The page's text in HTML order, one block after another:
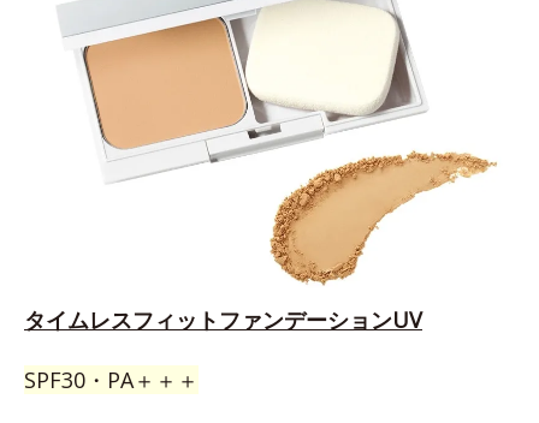
タイムレスフィットファンデーションUV
SPF30・PA＋＋＋